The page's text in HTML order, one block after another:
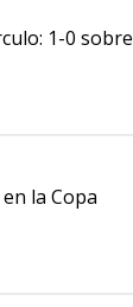
1-0 sobre
la Copa